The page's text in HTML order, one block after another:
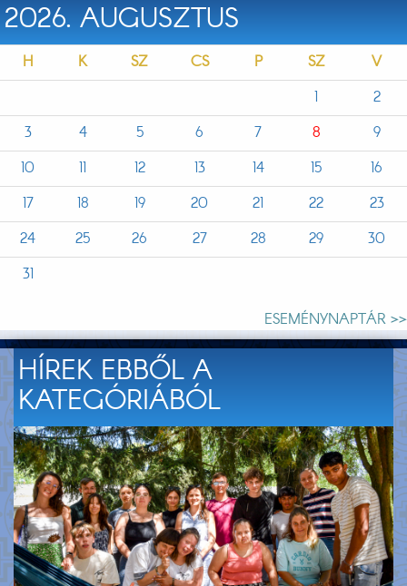
2026. AUGUSZTUS
H K SZ CS P SZ
V
1
2
3
4 5 6 7 8
9
10
11 12 13 14 15
16
17
18 19 20 21 22
23
24
25 26 27 28 29
30
31
ESEMÉNYNAPTÁR >>
HÍREK EBBŐL A
KATEGÓRIÁBÓL